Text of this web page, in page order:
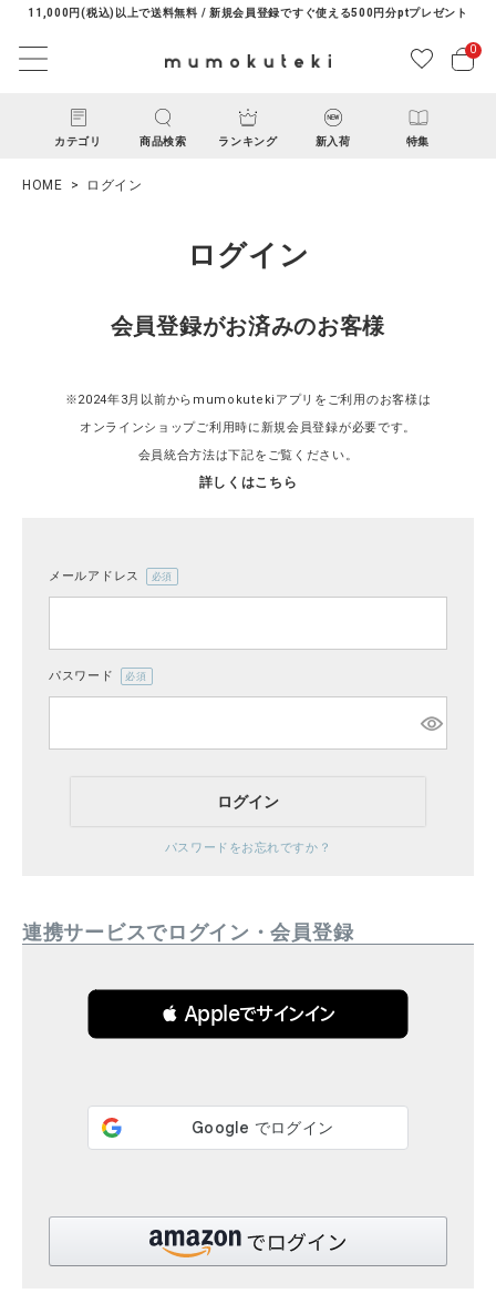
11,000円(税込)以上で送料無料 / 新規会員登録ですぐ使える500円分ptプレゼント
0
カテゴリ 商品検索 ランキング 新入荷 特集
新規会員登録
CATEGORY
ナチュラル服
ご利用ガイド
HOME ログイン
ログイン
会員登録がお済みのお客様
※2024年3月以前からmumokutekiアプリをご利用のお客様は
オンラインショップご利用時に新規会員登録が必要です。
会員統合方法は下記をご覧ください。
詳しくはこちら
メールアドレス
パスワード
ログイン
パスワードをお忘れですか？
連携サービスでログイン・会員登録
 Appleでサインイン